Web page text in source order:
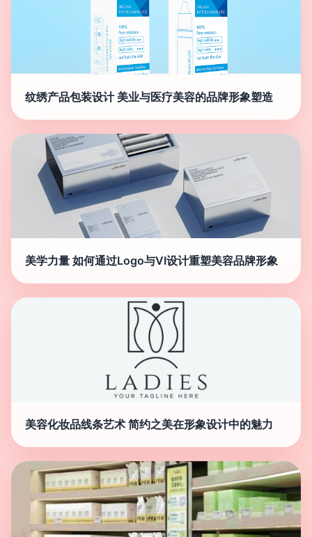
纹绣产品包装设计 美业与医疗美容的品牌形象塑造
美学力量 如何通过Logo与VI设计重塑美容品牌形象
美容化妆品线条艺术 简约之美在形象设计中的魅力